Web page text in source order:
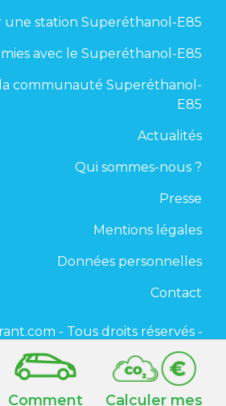
une station Superéthanol-E85
avec le Superéthanol-E85
communauté Superéthanol-
E85
Actualités
Qui sommes-nous ?
Presse
Mentions légales
Données personnelles
Contact
- Tous droits réservés -
2020
Comment Calculer mes